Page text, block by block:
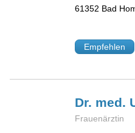
61352 Bad
Empfehlen
Dr. med.
Frauenärztin